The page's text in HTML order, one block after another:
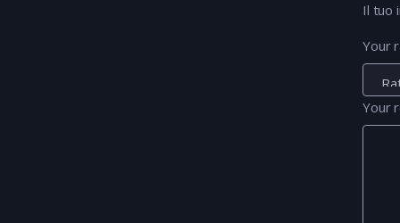
Il tuo
Your
Your